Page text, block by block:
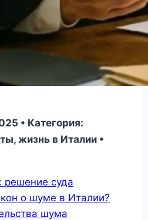
• Категория:
жизнь в Италии •
решение суда
о шуме в Италии?
шума